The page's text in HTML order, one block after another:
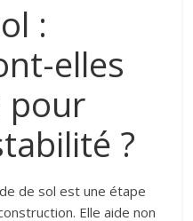
:
elles
pour
?
de sol est une étape
Elle aide non